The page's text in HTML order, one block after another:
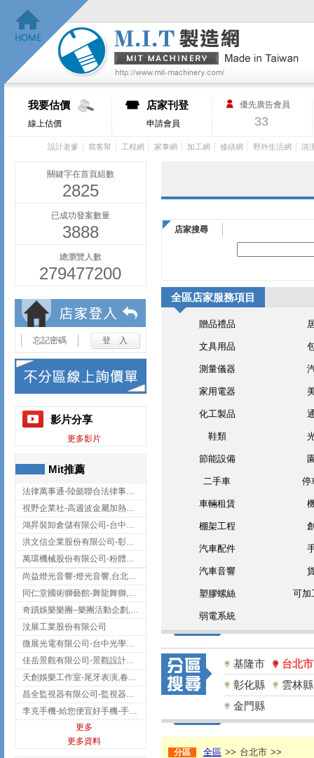
我要估價
線上估價
店家刊登
申請會員
優先廣告會員
33
設計老爹 窩客幫 工程網 家事網 加工網 修繕網 野外生活網 清
關鍵字在首頁組數
2825
已成功發案數量
3888
總瀏覽人數
279477200
忘記密碼
影片分享
更多影片
Mit推薦
法律萬事通-陸懿聯合法律事務所
視野企業社-高週波金屬加熱設備,彰化高週波金屬加熱設備
鴻昇裝卸倉儲有限公司-台中貨櫃裝卸
洪文信企業股份有限公司-彰化鋅合金鑄造,彰化五金加工,彰化五金配件
萬環機械股份有限公司-粉體塗裝設備,輸送機,輸送機設備,台南輸送機
尚益燈光音響-燈光音響,台北燈光音響,台北燈光音響出租
同仁堂國術獅藝館-舞龍舞獅,台中舞龍舞獅
奇蹟娛樂樂團–樂團活動企劃,台中樂團表演,台中婚禮樂團
汶展工業股份有限公司
微展光電有限公司-台中光學鍍膜,optical filter taiwan,台灣光學鍍膜
佳岳景觀有限公司-景觀設計公司,台北景觀設計,台北景觀工程,中山區景觀設計
天創娛樂工作室-尾牙表演,春酒表演,板橋尾牙表演
昌全監視器有限公司-監視器安裝,高雄監視器安裝,鳳山區監視器安裝
李克手機-給您便宜好手機-手機收購,屏東手機收購
更多
更多資料
店家搜尋
全區店家服務項目
贈品禮品
文具用品
測量儀器
家用電器
化工製品
鞋類
節能設備
二手車 停
車輛租賃
棚架工程
汽車配件
汽車音響
塑膠螺絲 可加
弱電系統
基隆市
台北市
彰化縣
雲林縣
金門縣
分區 全區 >> 台北市 >>